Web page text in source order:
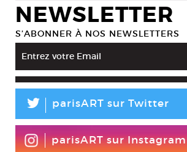
NEWSLETTER
S’ABONNER À NOS NEWSLETTERS
L parisART sur Twitter
parisART sur Instagram